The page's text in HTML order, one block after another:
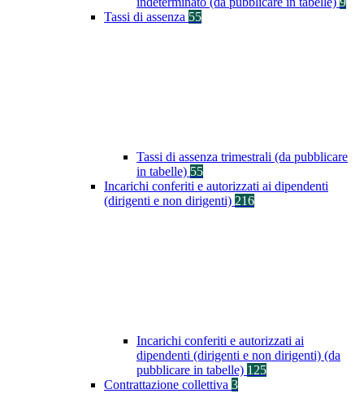
Tassi di assenza 55
Tassi di assenza trimestrali (da pubblicare
in tabelle) 55
Incarichi conferiti e autorizzati ai dipendenti
(dirigenti e non dirigenti) 216
Incarichi conferiti e autorizzati ai
dipendenti (dirigenti e non dirigenti) (da
pubblicare in tabelle) 125
Contrattazione collettiva 3